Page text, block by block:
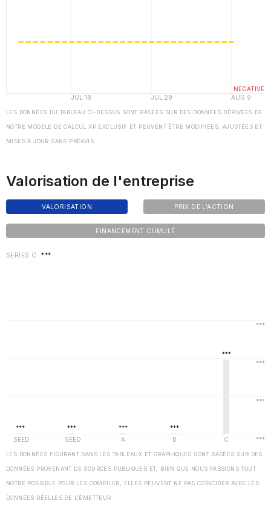
LES DONNÉES DU TABLEAU CI-DESSUS SONT BASÉES SUR DES DONNÉES DÉRIVÉES DE
NOTRE MODÈLE DE CALCUL XP EXCLUSIF ET PEUVENT ÊTRE MODIFIÉES, AJUSTÉES ET
MISES À JOUR SANS PRÉAVIS.
Valorisation de l'entreprise
VALORISATION PRIX DE L'ACTION
FINANCEMENT CUMULÉ
SERIES C ***
LES DONNÉES FIGURANT DANS LES TABLEAUX ET GRAPHIQUES SONT BASÉES SUR DES
DONNÉES PROVENANT DE SOURCES PUBLIQUES ET, BIEN QUE NOUS FASSIONS TOUT
NOTRE POSSIBLE POUR LES COMPILER, ELLES PEUVENT NE PAS COÏNCIDER AVEC LES
DONNÉES RÉELLES DE L'ÉMETTEUR.